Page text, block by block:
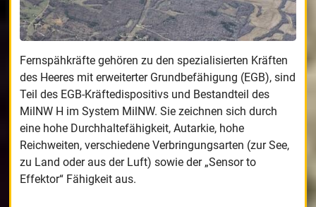
Fernspähkräfte gehören zu den spezialisierten Kräften
des Heeres mit erweiterter Grundbefähigung (EGB), sind
Teil des EGB-Kräftedispositivs und Bestandteil des
MilNW H im System MilNW. Sie zeichnen sich durch
eine hohe Durchhaltefähigkeit, Autarkie, hohe
Reichweiten, verschiedene Verbringungsarten (zur See,
zu Land oder aus der Luft) sowie der „Sensor to
Effektor“ Fähigkeit aus.